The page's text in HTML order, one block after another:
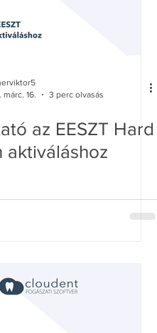
márc. 16.
3 perc olvasás
az EESZT Hard
aktiváláshoz